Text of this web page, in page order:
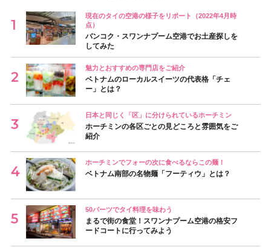
現在のタイの空港の様子をリポート（2022年4月時
点）
バンコク・スワンナプーム空港でお土産探しを
してみた
魅力とおすすめの専門店をご紹介
ベトナムのローカルスイーツの代表格「チェ
ー」とは？
日本と同じく「区」に分けられているホーチミン
ホーチミンの各区ごとの見どころと雰囲気をご
紹介
ホーチミンでフォーの次に食べるならこの麺！
ベトナム南部の名物麺「フーティウ」とは？
50バーツでタイ料理を味わう
まるで街の食堂！スワンナプーム空港の格安フ
ードコートに行ってみよう